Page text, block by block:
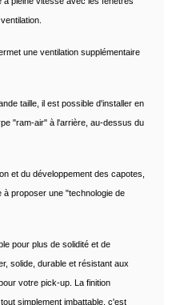
une ventilation supplémentaire
taille, il est possible d'installer en
"ram-air" à l'arrière, au-dessus du
et du développement des capotes,
proposer une "technologie de
pour plus de solidité et de
solide, durable et résistant aux
votre pick-up. La finition
simplement imbattable, c'est